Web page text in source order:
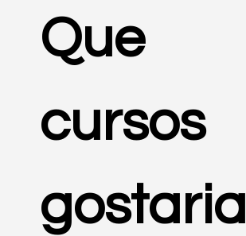
Que
cursos
gostaria